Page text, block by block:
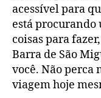
acessível para
está
coisas para
Barra de São
você. Não perca
viagem hoje